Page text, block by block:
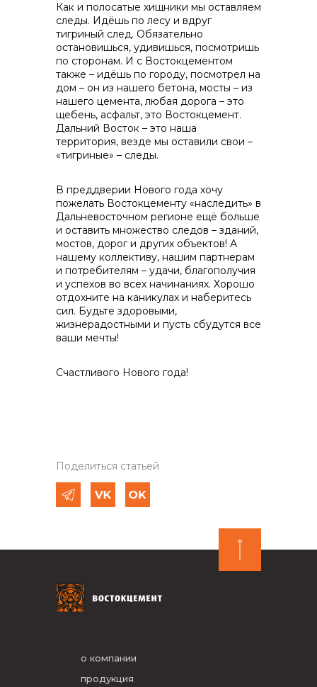
Как и полосатые хищники мы оставляем
следы. Идёшь по лесу и вдруг
тигриный след. Обязательно
остановишься, удивишься, посмотришь
по сторонам. И с Востокцементом
также – идёшь по городу, посмотрел на
дом – он из нашего бетона, мосты – из
нашего цемента, любая дорога – это
щебень, асфальт, это Востокцемент.
Дальний Восток – это наша
территория, везде мы оставили свои –
«тигриные» – следы.
В преддверии Нового года хочу
пожелать Востокцементу «наследить» в
Дальневосточном регионе ещё больше
и оставить множество следов – зданий,
мостов, дорог и других объектов! А
нашему коллективу, нашим партнерам
и потребителям – удачи, благополучия
и успехов во всех начинаниях. Хорошо
отдохните на каникулах и наберитесь
сил. Будьте здоровыми,
жизнерадостными и пусть сбудутся все
ваши мечты!
Счастливого Нового года!
Поделиться статьей
о компании
продукция